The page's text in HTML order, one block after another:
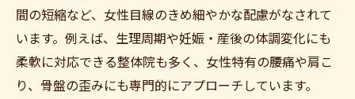
間の短縮など、女性目線のきめ細やかな配慮がなされて
います。例えば、生理周期や妊娠・産後の体調変化にも
柔軟に対応できる整体院も多く、女性特有の腰痛や肩こ
り、骨盤の歪みにも専門的にアプローチしています。